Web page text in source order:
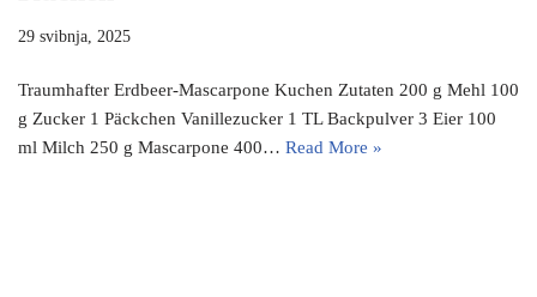
29 svibnja, 2025
Traumhafter Erdbeer-Mascarpone Kuchen Zutaten 200 g Mehl 100
g Zucker 1 Päckchen Vanillezucker 1 TL Backpulver 3 Eier 100
ml Milch 250 g Mascarpone 400… Read More »